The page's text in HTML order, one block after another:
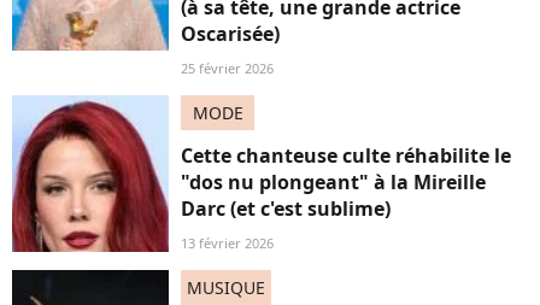
(à sa tête, une grande actrice
Oscarisée)
25 février 2026
MODE
Cette chanteuse culte réhabilite le
"dos nu plongeant" à la Mireille
Darc (et c'est sublime)
13 février 2026
MUSIQUE